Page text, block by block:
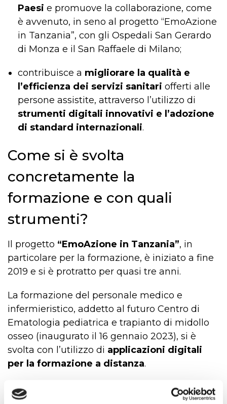
Paesi e promuove la collaborazione, come
è avvenuto, in seno al progetto “EmoAzione
in Tanzania”, con gli Ospedali San Gerardo
di Monza e il San Raffaele di Milano;
contribuisce a migliorare la qualità e
l’efficienza dei servizi sanitari offerti alle
persone assistite, attraverso l’utilizzo di
strumenti digitali innovativi e l’adozione
di standard internazionali.
Come si è svolta
concretamente la
formazione e con quali
strumenti?
Il progetto “EmoAzione in Tanzania”, in
particolare per la formazione, è iniziato a fine
2019 e si è protratto per quasi tre anni.
La formazione del personale medico e
infermieristico, addetto al futuro Centro di
Ematologia pediatrica e trapianto di midollo
osseo (inaugurato il 16 gennaio 2023), si è
svolta con l’utilizzo di applicazioni digitali
per la formazione a distanza.
All’inizio attraverso videoconferenze che poi
venivano registrate, successivamente si è